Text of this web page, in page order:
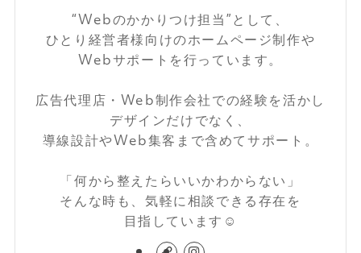
“Webのかかりつけ担当”として、
ひとり経営者様向けのホームページ制作や
Webサポートを行っています。
広告代理店・Web制作会社での経験を活かし
デザインだけでなく、
導線設計やWeb集客まで含めてサポート。
「何から整えたらいいかわからない」
そんな時も、気軽に相談できる存在を
目指しています☺️